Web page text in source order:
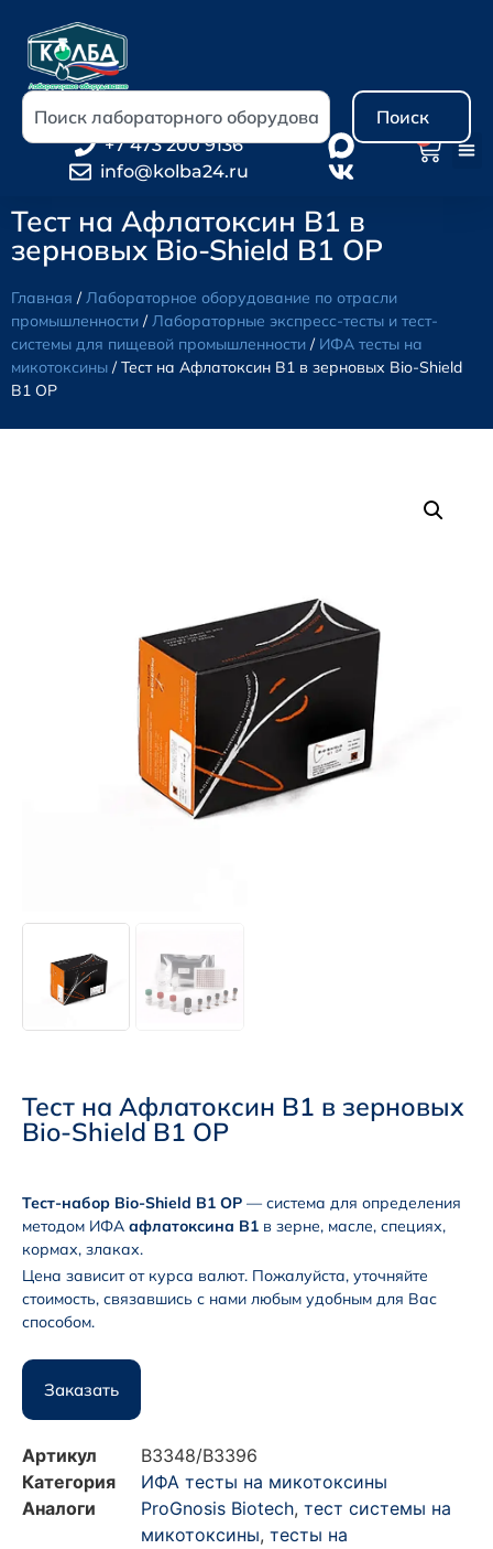
Поиск
+7 473 200 9136
info@kolba24.ru
Тест на Афлатоксин В1 в
зерновых Bio-Shield B1 OP
Главная /Лабораторное оборудование по отрасли
промышленности /Лабораторные экспресс-тесты и тест-
системы для пищевой промышленности / ИФА тесты на
микотоксины / Тест на Афлатоксин В1 в зерновых Bio-Shield
B1 OP
Тест на Афлатоксин В1 в зерновых
Bio-Shield B1 OP
Тест-набор Bio-Shield B1 OP — система для определения
методом ИФА афлатоксина В1 в зерне, масле, специях,
кормах, злаках.
Цена зависит от курса валют. Пожалуйста, уточняйте
стоимость, связавшись с нами любым удобным для Вас
способом.
Заказать
Артикул
B3348/B3396
Категория
ИФА тесты на микотоксины
Аналоги
ProGnosis Biotech, тест системы на
микотоксины, тесты на